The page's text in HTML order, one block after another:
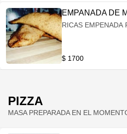
EMPANADA DE
RICAS EMPENADA
$ 1700
PIZZA
MASA PREPARADA EN EL